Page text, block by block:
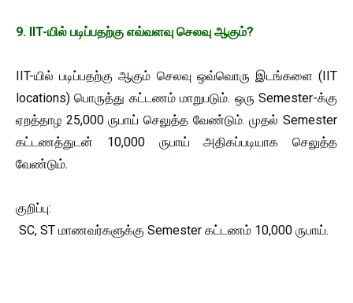
9. IIT-யில் படிப்பதற்கு எவ்வளவு செலவு ஆகும்?
IIT-யில் படிப்பதற்கு ஆகும் செலவு ஒவ்வொரு இடங்களை (IIT
locations) பொருத்து கட்டணம் மாறுபடும். ஒரு Semester-க்கு
ஏறத்தாழ 25,000 ருபாய் செலுத்த வேண்டும். முதல் Semester
கட்டணத்துடன் 10,000 ருபாய் அதிகப்படியாக செலுத்த
வேண்டும்.
குறிப்பு:
SC, ST மாணவர்களுக்கு Semester கட்டணம் 10,000 ருபாய்.